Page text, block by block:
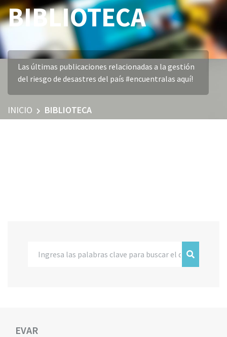
BIBLIOTECA
Las últimas publicaciones relacionadas a la gestión
del riesgo de desastres del país #encuentralas aquí!
INICIO BIBLIOTECA
EVAR